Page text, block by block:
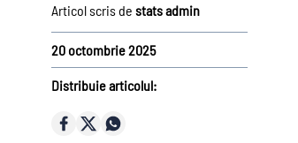
Ousmane Dembélé
Reconstrucție Manchester United
Meciuri Champions League
Golgheteri La Liga
Articol scris de stats admin
20 octombrie 2025
Distribuie articolul: